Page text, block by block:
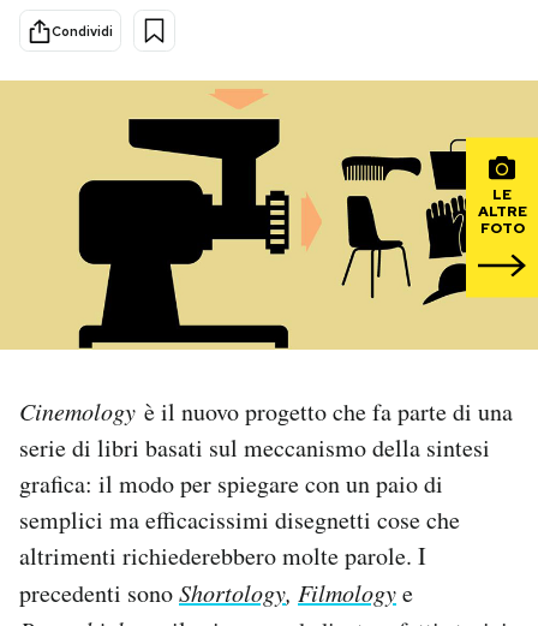
Scienza
Mondiali calcio 2026
PODCAST
NEWSLETTER
I MIEI PREFERITI
SHOP
CALENDARIO
Condividi
LE
ALTRE
FOTO
Cinemology è il nuovo progetto che fa parte di una
serie di libri basati sul meccanismo della sintesi
grafica: il modo per spiegare con un paio di
semplici ma efficacissimi disegnetti cose che
altrimenti richiederebbero molte parole. I
precedenti sonoShortology, Filmologye